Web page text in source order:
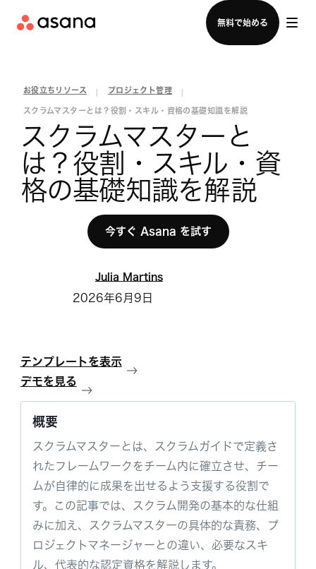
無料で始める
セールスチームに問い合わせる
お役立ちリソース プロジェクト管理
スクラムマスターとは？役割・スキル・資格の基礎知識を解説
スクラムマスターと
は？役割・スキル・資
格の基礎知識を解説
今すぐ Asana を試す
Julia Martins
2026年6月9日
テンプレートを表示
デモを見る
概要
スクラムマスターとは、スクラムガイドで定義さ
れたフレームワークをチーム内に確立させ、チー
ムが自律的に成果を出せるよう支援する役割で
す。この記事では、スクラム開発の基本的な仕組
みに加え、スクラムマスターの具体的な責務、プ
ロジェクトマネージャーとの違い、必要なスキ
ル、代表的な認定資格を解説します。